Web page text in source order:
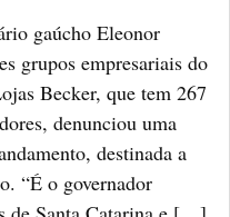
gaúcho Eleonor
grupos empresariais do
Becker, que tem 267
denunciou uma
destinada a
“É o governador